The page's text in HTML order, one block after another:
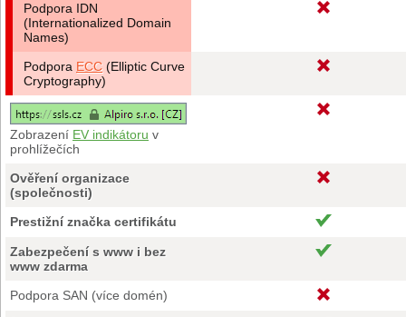
Podpora IDN
(Internationalized Domain
Names)
Podpora ECC (Elliptic Curve
Cryptography)
Zobrazení EV indikátoru v
prohlížečích
Ověření organizace
(společnosti)
Prestižní značka certifikátu
Zabezpečení s www i bez
www zdarma
Podpora SAN (více domén)